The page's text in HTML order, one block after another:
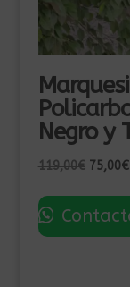
Negro y
119,00€ El
original
era:
75,00€